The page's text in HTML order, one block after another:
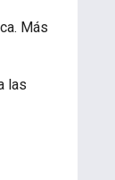
Más
las